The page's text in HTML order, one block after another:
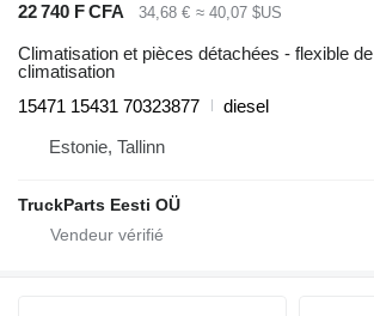
22 740 F CFA 34,68 € ≈ 40,07 $US
Climatisation et pièces détachées - flexible de
climatisation
15471 15431 70323877
diesel
Estonie, Tallinn
TruckParts Eesti OÜ